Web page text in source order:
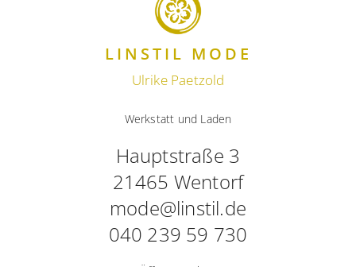
Werkstatt und Laden
Hauptstraße 3
21465 Wentorf
mode@linstil.de
040 239 59 730
LINSTIL MODE
Ulrike Paetzold